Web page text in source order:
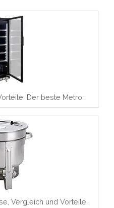
Der beste Metro…
Vergleich und Vorteile…